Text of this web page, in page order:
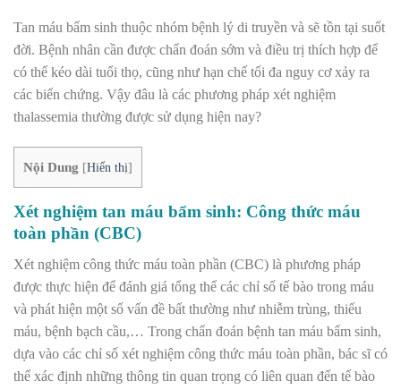
Tan máu bẩm sinh thuộc nhóm bệnh lý di truyền và sẽ tồn tại suốt
đời. Bệnh nhân cần được chẩn đoán sớm và điều trị thích hợp để
có thể kéo dài tuổi thọ, cũng như hạn chế tối đa nguy cơ xảy ra
các biến chứng. Vậy đâu là các phương pháp xét nghiệm
thalassemia thường được sử dụng hiện nay?
Nội Dung [Hiển thị]
Xét nghiệm tan máu bẩm sinh: Công thức máu
toàn phần (CBC)
Xét nghiệm công thức máu toàn phần (CBC) là phương pháp
được thực hiện để đánh giá tổng thể các chỉ số tế bào trong máu
và phát hiện một số vấn đề bất thường như nhiễm trùng, thiếu
máu, bệnh bạch cầu,… Trong chẩn đoán bệnh tan máu bẩm sinh,
dựa vào các chỉ số xét nghiệm công thức máu toàn phần, bác sĩ có
thể xác định những thông tin quan trọng có liên quan đến tế bào